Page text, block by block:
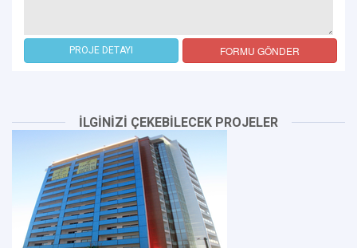
PROJE DETAYI FORMU GÖNDER
İLGİNİZİ ÇEKEBİLECEK PROJELER